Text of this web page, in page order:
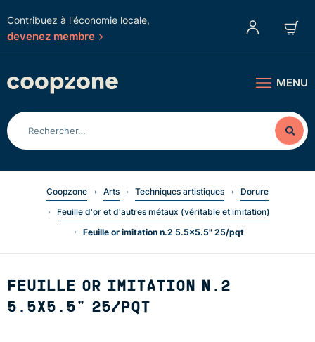
Contribuez à l'économie locale,
devenez membre
MENU
Coopzone Arts Techniques artistiques
Dorure
Feuille d'or et d'autres métaux (véritable et imitation)
Feuille or imitation n.2 5.5x5.5" 25/pqt
FEUILLE OR IMITATION N.2
5.5X5.5" 25/PQT